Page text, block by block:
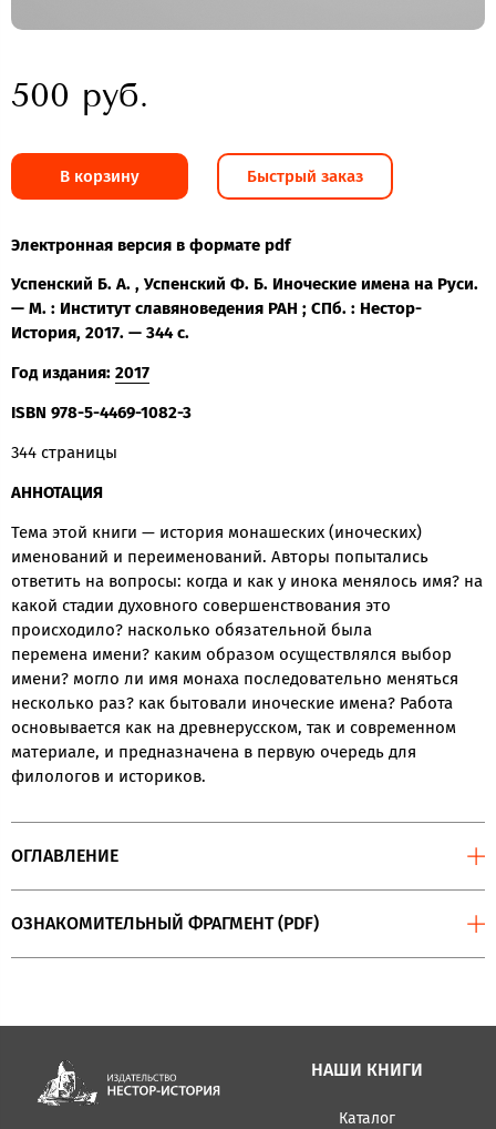
500 руб.
В корзину Быстрый заказ
Электронная версия в формате pdf
Успенский Б. А. , Успенский Ф. Б. Иноческие имена на Руси.
— М. : Институт славяноведения РАН ; СПб. : Нестор-
История, 2017. — 344 с.
Год издания: 2017
ISBN 978-5-4469-1082-3
344 страницы
АННОТАЦИЯ
Тема этой книги — история монашеских (иноческих)
именований и переименований. Авторы попытались
ответить на вопросы: когда и как у инока менялось имя? на
какой стадии духовного совершенствования это
происходило? насколько обязательной была
перемена имени? каким образом осуществлялся выбор
имени? могло ли имя монаха последовательно меняться
несколько раз? как бытовали иноческие имена? Работа
основывается как на древнерусском, так и современном
материале, и предназначена в первую очередь для
филологов и историков.
ОГЛАВЛЕНИЕ
ОЗНАКОМИТЕЛЬНЫЙ ФРАГМЕНТ (PDF)
НАШИ КНИГИ
Каталог